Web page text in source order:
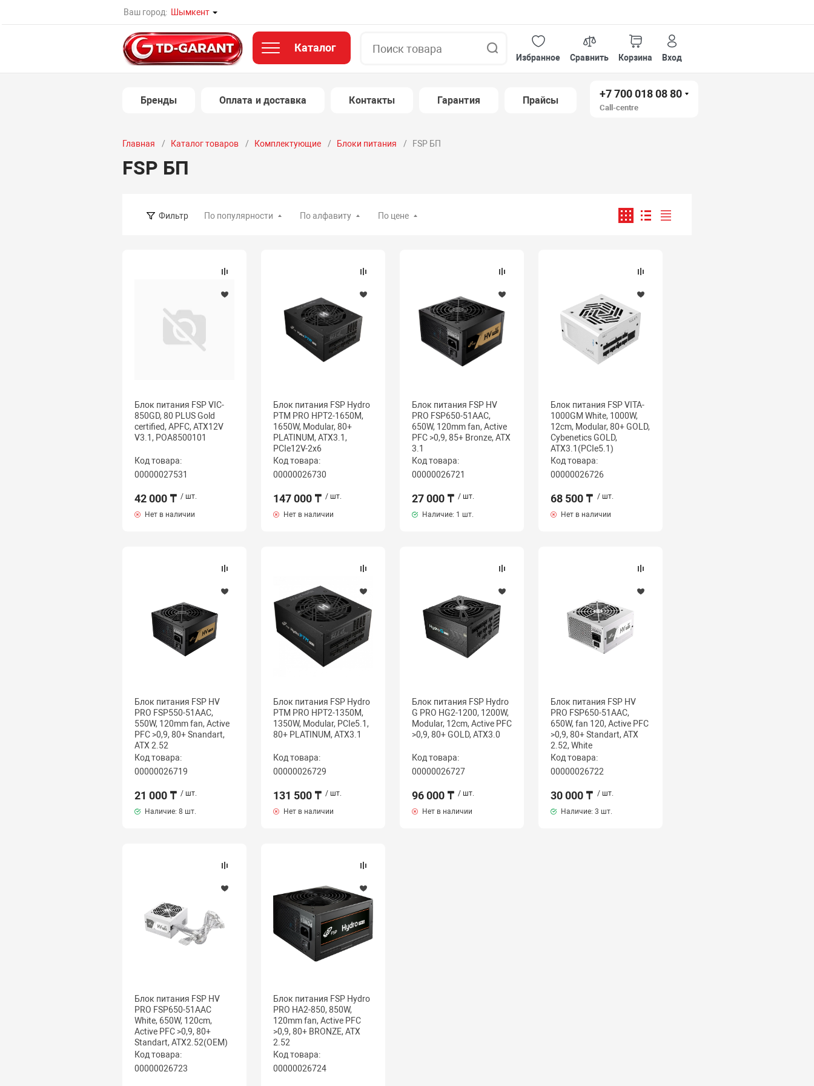
Ваш город: Шымкент
Каталог
Избранное
Сравнить Корзина Вход
Бренды Оплата и доставка Контакты Гарантия Прайсы
+7 700 018 08 80
Call-centre
Главная Каталог товаров Комплектующие Блоки питания FSP БП
FSP БП
Фильтр По популярности По алфавиту По цене
Блок питания FSP VIC-
850GD, 80 PLUS Gold
certified, APFC, ATX12V
V3.1, POA8500101
Код товара:
00000027531
42 000 ₸ / шт.
Нет в наличии
Блок питания FSP Hydro
PTM PRO HPT2-1650M,
1650W, Modular, 80+
PLATINUM, ATX3.1,
PCIe12V-2x6
Код товара:
00000026730
147 000 ₸ / шт.
Нет в наличии
Блок питания FSP HV
PRO FSP650-51AAC,
650W, 120mm fan, Active
PFC >0,9, 85+ Bronze, ATX
3.1
Код товара:
00000026721
27 000 ₸ / шт.
Наличие: 1 шт.
Блок питания FSP VITA-
1000GM White, 1000W,
12cm, Modular, 80+ GOLD,
Cybenetics GOLD,
ATX3.1(PCIe5.1)
Код товара:
00000026726
68 500 ₸ / шт.
Нет в наличии
Блок питания FSP HV
PRO FSP550-51AAC,
550W, 120mm fan, Active
PFC >0,9, 80+ Snandart,
ATX 2.52
Код товара:
00000026719
21 000 ₸ / шт.
Наличие: 8 шт.
Блок питания FSP Hydro
PTM PRO HPT2-1350M,
1350W, Modular, PCIe5.1,
80+ PLATINUM, ATX3.1
Код товара:
00000026729
131 500 ₸ / шт.
Нет в наличии
Блок питания FSP Hydro
G PRO HG2-1200, 1200W,
Modular, 12cm, Active PFC
>0,9, 80+ GOLD, ATX3.0
Код товара:
00000026727
96 000 ₸ / шт.
Нет в наличии
Блок питания FSP HV
PRO FSP650-51AAC,
650W, fan 120, Active PFC
>0,9, 80+ Standart, ATX
2.52, White
Код товара:
00000026722
30 000 ₸ / шт.
Наличие:3 шт.
Блок питания FSP HV
PRO FSP650-51AAC
White, 650W, 120cm,
Active PFC >0,9, 80+
Standart, ATX2.52(OEM)
Код товара:
00000026723
Блок питания FSP Hydro
PRO HA2-850, 850W,
120mm fan, Active PFC
>0,9, 80+ BRONZE, ATX
2.52
Код товара:
00000026724